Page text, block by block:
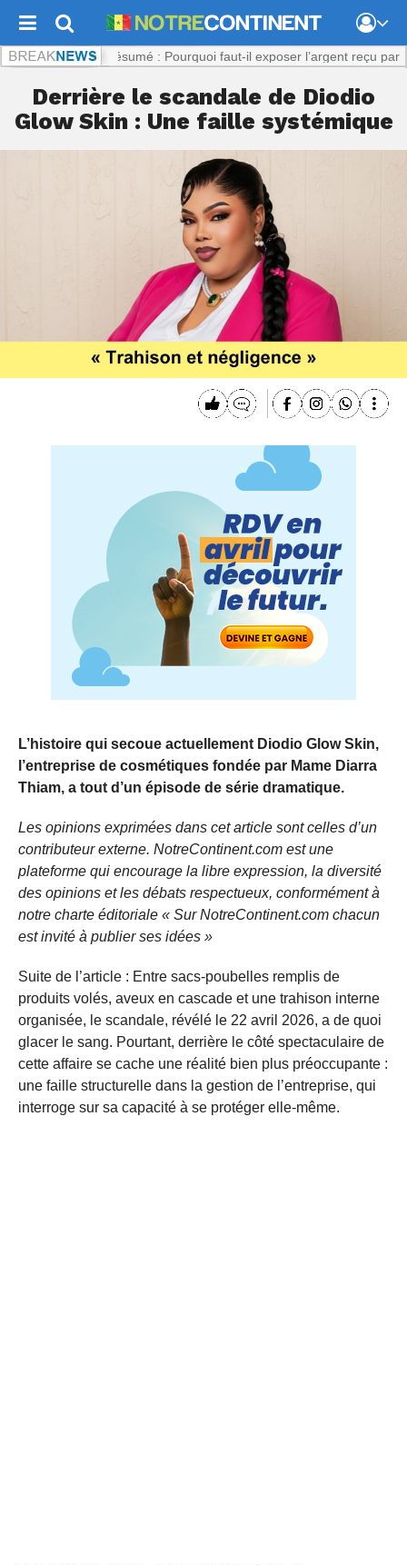
: Viol présumé : Pourquoi faut-il exposer l’argent reçu par la
Derrière le scandale de Diodio
Glow Skin : Une faille systémique
L’histoire qui secoue actuellement Diodio Glow Skin,
l’entreprise de cosmétiques fondée par Mame Diarra
Thiam, a tout d’un épisode de série dramatique.
Les opinions exprimées dans cet article sont celles d’un
contributeur externe. NotreContinent.com est une
plateforme qui encourage la libre expression, la diversité
des opinions et les débats respectueux, conformément à
notre charte éditoriale « Sur NotreContinent.com chacun
est invité à publier ses idées »
Suite de l’article : Entre sacs-poubelles remplis de
produits volés, aveux en cascade et une trahison interne
organisée, le scandale, révélé le 22 avril 2026, a de quoi
glacer le sang. Pourtant, derrière le côté spectaculaire de
cette affaire se cache une réalité bien plus préoccupante :
une faille structurelle dans la gestion de l’entreprise, qui
interroge sur sa capacité à se protéger elle-même.